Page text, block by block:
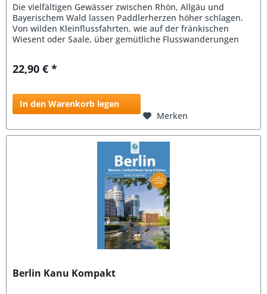
Die vielfältigen Gewässer zwischen Rhön, Allgäu und
Bayerischem Wald lassen Paddlerherzen höher schlagen.
Von wilden Kleinflussfahrten, wie auf der fränkischen
Wiesent oder Saale, über gemütliche Flusswanderungen
22,90 € *
In den Warenkorb legen
Merken
Berlin Kanu Kompakt